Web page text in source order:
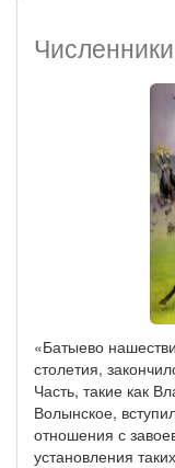
«Батыево
столетия,
Часть, такие как
Волынское,
отношения с
установления